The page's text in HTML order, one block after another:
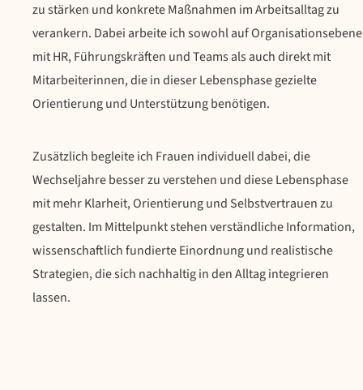
zu stärken und konkrete Maßnahmen im Arbeitsalltag zu
verankern. Dabei arbeite ich sowohl auf Organisationsebene
mit HR, Führungskräften und Teams als auch direkt mit
Mitarbeiterinnen, die in dieser Lebensphase gezielte
Orientierung und Unterstützung benötigen.
Zusätzlich begleite ich Frauen individuell dabei, die
Wechseljahre besser zu verstehen und diese Lebensphase
mit mehr Klarheit, Orientierung und Selbstvertrauen zu
gestalten. Im Mittelpunkt stehen verständliche Information,
wissenschaftlich fundierte Einordnung und realistische
Strategien, die sich nachhaltig in den Alltag integrieren
lassen.